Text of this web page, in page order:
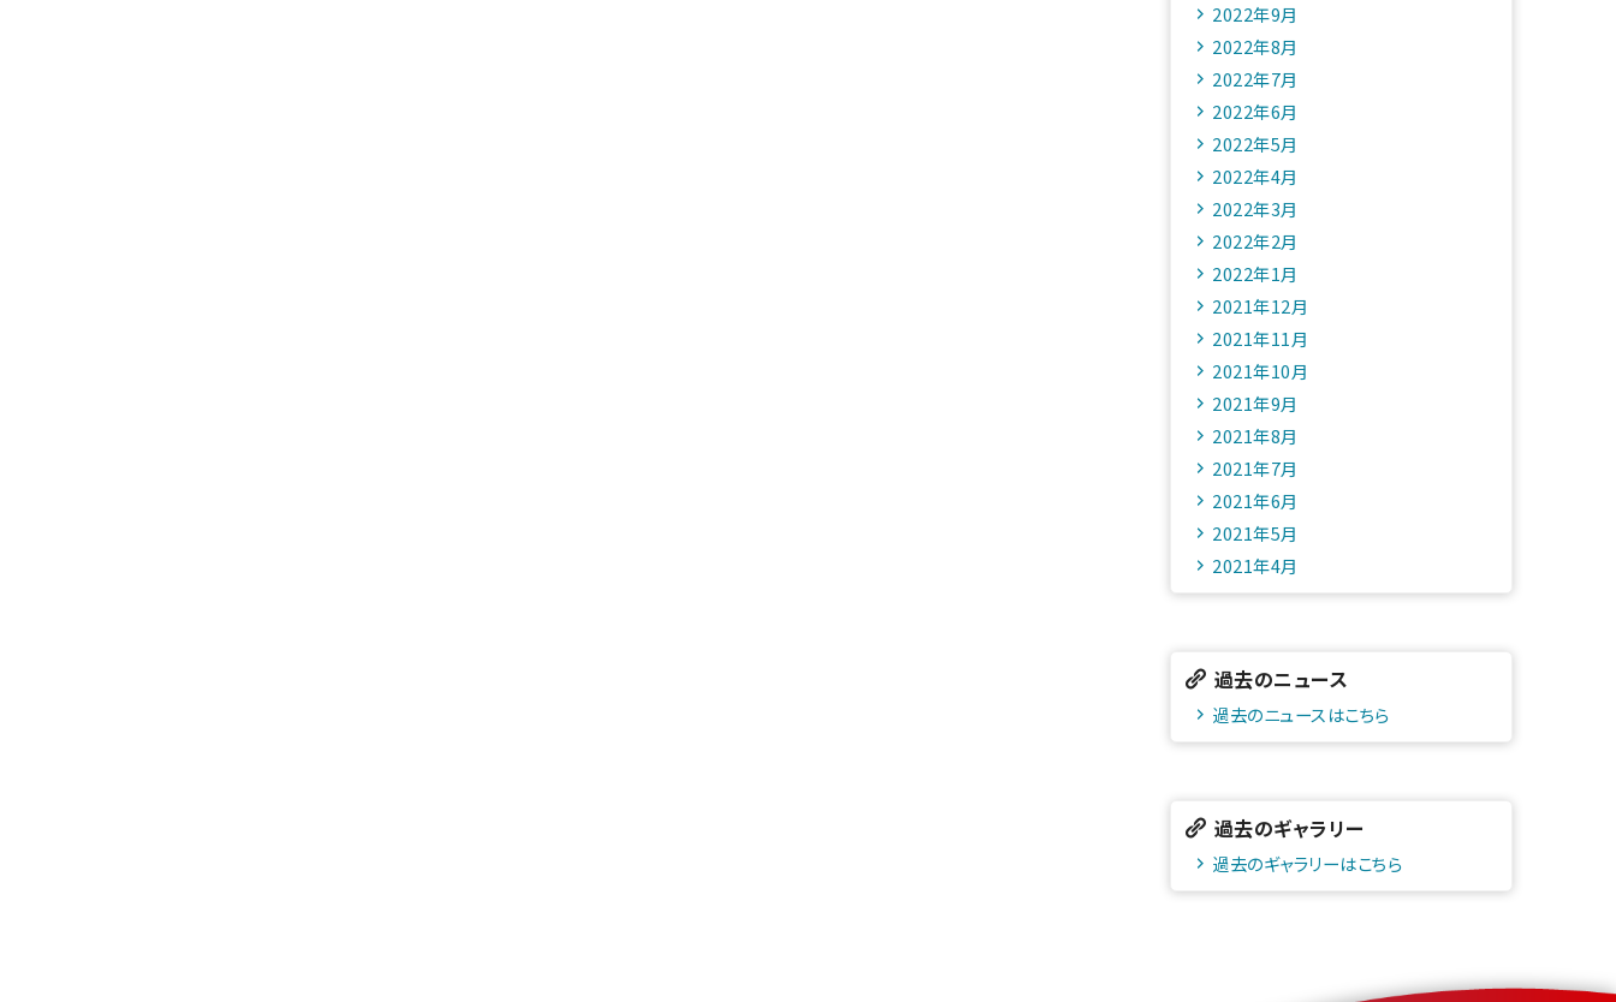
2022年9月
2022年8月
2022年7月
2022年6月
2022年5月
2022年4月
2022年3月
2022年2月
2022年1月
2021年12月
2021年11月
2021年10月
2021年9月
2021年8月
2021年7月
2021年6月
2021年5月
2021年4月
過去のニュース
過去のニュースはこちら
過去のギャラリー
過去のギャラリーはこちら